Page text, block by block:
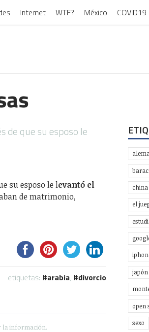
Internet WTF? México COVID19
de que su esposo le
su esposo le levantó el
de matrimonio,
etiquetas: arabia, divorcio
la información.
china
el
japón
open
sexo